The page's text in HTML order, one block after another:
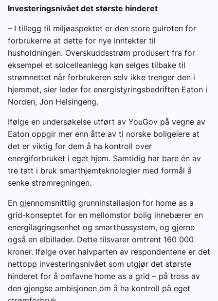
Investeringsnivået det største hinderet
– I tillegg til miljøaspektet er den store gulroten for
forbrukerne at dette for nye inntekter til
husholdningen. Overskuddsstrøm produsert fra for
eksempel et solcelleanlegg kan selges tilbake til
strømnettet når forbrukeren selv ikke trenger den i
hjemmet, sier leder for energistyringsbedriften Eaton i
Norden, Jon Helsingeng.
Ifølge en undersøkelse utført av YouGov på vegne av
Eaton oppgir mer enn åtte av ti norske boligeiere at
det er viktig for dem å ha kontroll over
energiforbruket i eget hjem. Samtidig har bare én av
tre tatt i bruk smarthjemteknologier med formål å
senke strømregningen.
En gjennomsnittlig grunninstallasjon for home as a
grid-konseptet for en mellomstor bolig innebærer en
energilagringsenhet og smarthussystem, og gjerne
også en elbillader. Dette tilsvarer omtrent 160 000
kroner. Ifølge over halvparten av respondentene er det
nettopp investeringsnivået som utgjør det største
hinderet for å omfavne home as a grid – på tross av
den gjengse ambisjonen om å ha kontroll på eget